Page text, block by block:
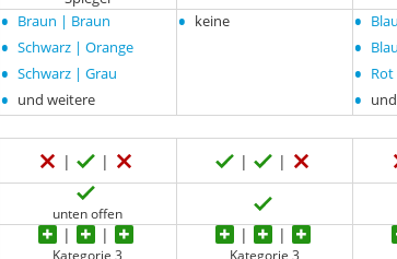
• Braun | Braun
• Schwarz | Orange
• Schwarz | Grau
• und weitere
• keine •
•
•
•
unten offen
Kategorie 3 Kategorie 3